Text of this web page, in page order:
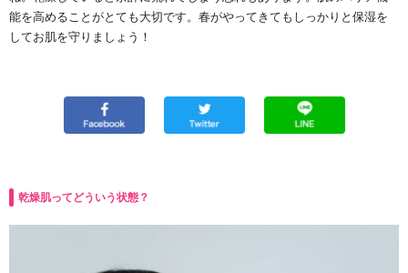
能を高めることがとても大切です。春がやってきてもしっかりと保湿を
してお肌を守りましょう！
乾燥肌ってどういう状態？